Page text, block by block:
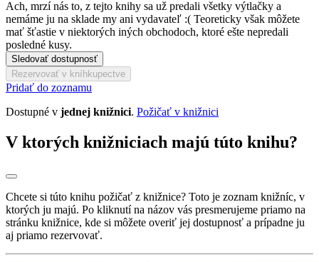
Ach, mrzí nás to, z tejto knihy sa už predali všetky výtlačky a
nemáme ju na sklade my ani vydavateľ :( Teoreticky však môžete
mať šťastie v niektorých iných obchodoch, ktoré ešte nepredali
posledné kusy.
Sledovať dostupnosť
Rezervovať v kníhkupectve
Pridať do zoznamu
Dostupné v jednej knižnici. Požičať v knižnici
V ktorých knižniciach majú túto knihu?
Chcete si túto knihu požičať z knižnice? Toto je zoznam knižníc, v
ktorých ju majú. Po kliknutí na názov vás presmerujeme priamo na
stránku knižnice, kde si môžete overiť jej dostupnosť a prípadne ju
aj priamo rezervovať.